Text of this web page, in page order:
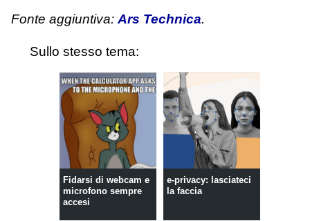
Fonte aggiuntiva: Ars Technica.
Sullo stesso tema:
Fidarsi di webcam e
microfono sempre
accesi
e-privacy: lasciateci
la faccia